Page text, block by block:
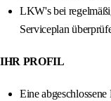
LKW's bei
Serviceplan
IHR PROFIL
Eine